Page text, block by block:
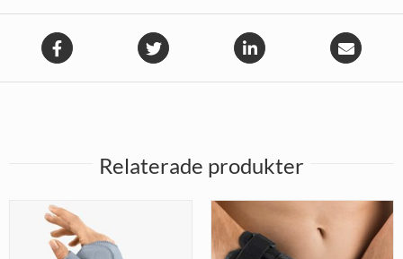
Relaterade produkter